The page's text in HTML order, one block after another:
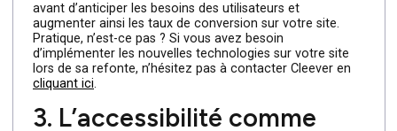
En effet, grâce à l’IA, vous pouvez créer un site
en temps réel, qui adapte son design en fonction des
préférences et des comportements de l’utilisateur. Les
algorithmes puissants de génération d’images peuvent
créer des bannières, logos et illustrations semi-
automatiques permettant de faciliter le travail des
designers.